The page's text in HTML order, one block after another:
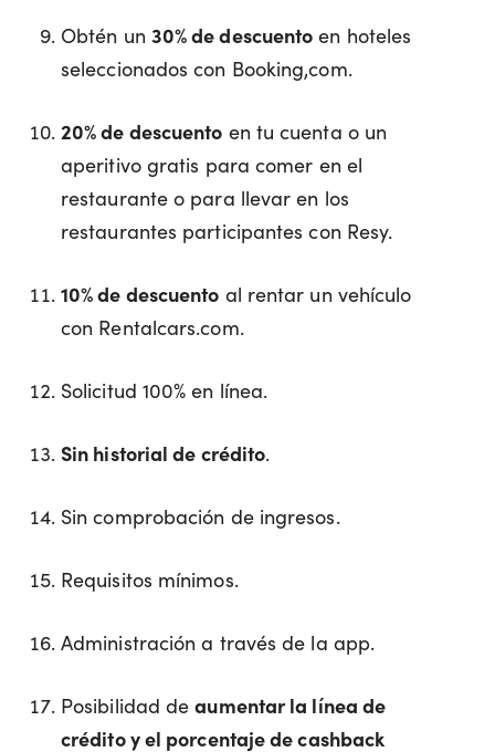
Obtén un 30% de descuento en hoteles
seleccionados con Booking,com.
20% de descuento en tu cuenta o un
aperitivo gratis para comer en el
restaurante o para llevar en los
restaurantes participantes con Resy.
10% de descuento al rentar un vehículo
con Rentalcars.com.
Solicitud 100% en línea.
Sin historial de crédito.
Sin comprobación de ingresos.
Requisitos mínimos.
Administración a través de la app.
Posibilidad deaumentar la línea de
crédito y el porcentaje de cashback